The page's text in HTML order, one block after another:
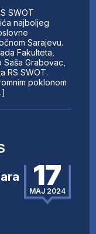
SWOT
najboljeg
Sarajevu.
Fakulteta,
Grabovac,
RS SWOT.
poklonom
17
MAJ 2024